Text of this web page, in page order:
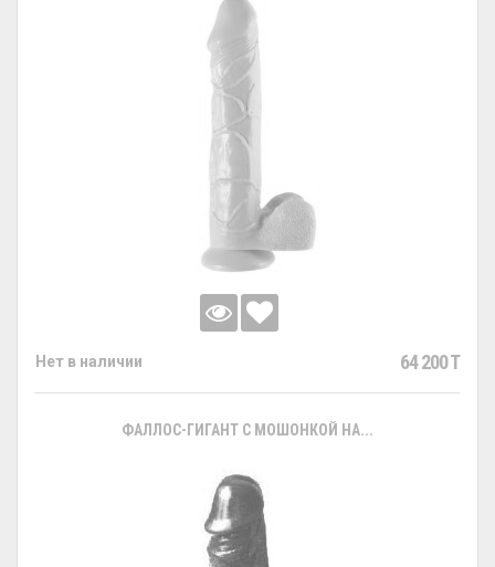
Нет в наличии 64 200 T
ФАЛЛОС-ГИГАНТ С МОШОНКОЙ НА...